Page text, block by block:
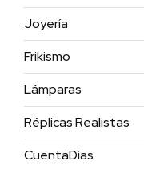
Joyería
Frikismo
Lámparas
Réplicas Realistas
CuentaDías